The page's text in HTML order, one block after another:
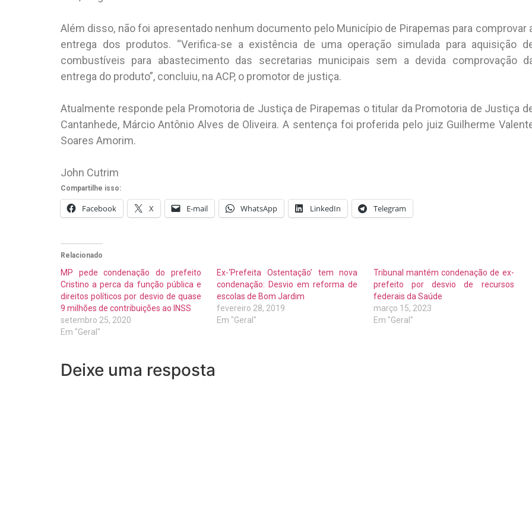
Além disso, não foi apresentado nenhum documento pelo Município de Pirapemas para comprovar
entrega dos produtos. “Verifica-se a existência de uma operação simulada para aquisição
combustíveis para abastecimento das secretarias municipais sem a devida comprovação
entrega do produto”, concluiu, na ACP, o promotor de justiça.
Atualmente responde pela Promotoria de Justiça de Pirapemas o titular da Promotoria de Justiça
Cantanhede, Márcio Antônio Alves de Oliveira. A sentença foi proferida pelo juiz Guilherme
Soares Amorim.
John Cutrim
Compartilhe isso:
Facebook X E-mail WhatsApp LinkedIn Telegram
Relacionado
MP pede condenação do prefeito
Cristino a perca da função pública e
direitos políticos por desvio de quase
9 milhões de contribuições ao INSS
setembro 25, 2020
Em "Geral"
Ex-‘Prefeita Ostentação’ tem nova
condenação: Desvio em reforma de
escolas de Bom Jardim
fevereiro 28, 2019
Em "Geral"
Tribunal mantém condenação de ex-
prefeito por desvio de recursos
federais da Saúde
março 15, 2023
Em "Geral"
Deixe uma resposta